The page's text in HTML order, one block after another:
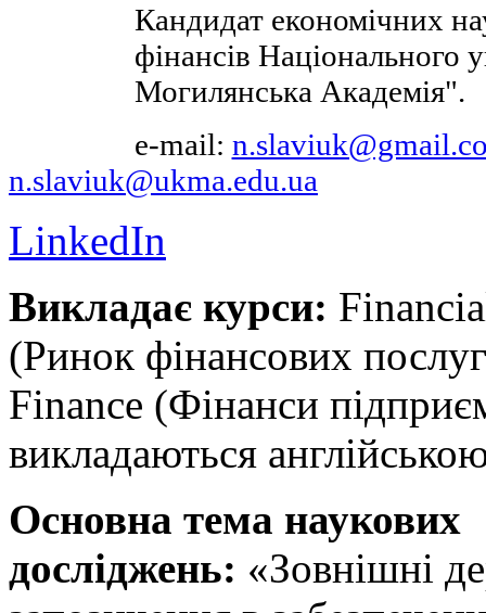
Кандидат економічних
фінансів Національного
Могилянська Академія".
e-mail:
n.slaviuk@ukma.edu.ua
LinkedIn
Викладає курси:
(Ринок фінансових
Finance (Фінанси
викладаються
Основна тема наукових
досліджень: «Зовнішні